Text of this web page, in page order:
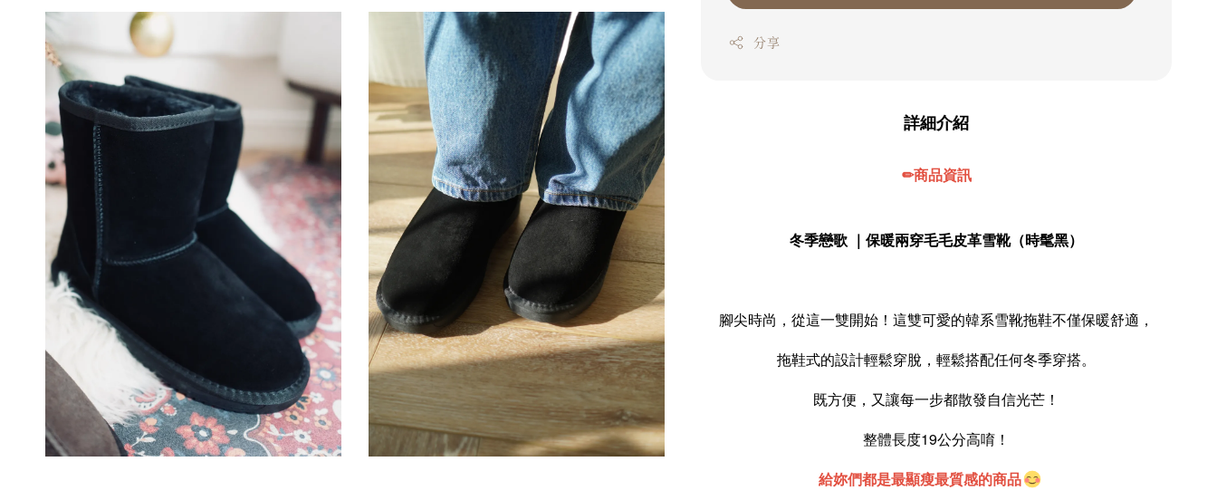
分享
詳細介紹
✏商品資訊
冬季戀歌 ｜保暖兩穿毛毛皮革雪靴（時髦黑）
腳尖時尚，從這一雙開始！這雙可愛的韓系雪靴拖鞋不僅保暖舒適，
拖鞋式的設計輕鬆穿脫，輕鬆搭配任何冬季穿搭。
既方便，又讓每一步都散發自信光芒！
整體長度19公分高唷！
給妳們都是最顯瘦最質感的商品